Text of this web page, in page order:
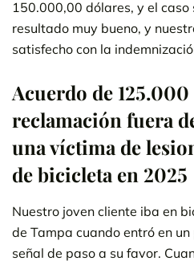
150.000,00 dólares, y el caso
resultado muy bueno, y
satisfecho con la
Acuerdo de
reclamación fuera
una víctima de
de bicicleta en 2025
Nuestro joven cliente iba en
de Tampa cuando entró en
señal de paso a su favor.